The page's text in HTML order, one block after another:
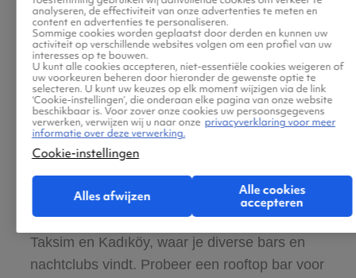
overdekte markten ter wereld, biedt een
authentieke sfeer waar je kunt afdingen op
sieraden, tapijten en kruiden. Vergeet ook niet
de Egyptische Bazaar, vooral voor specerijen
en lekkernijen. En als je nood hebt aan
moderne winkels, bezoek dan Istinye Park en
Zorlu Center, waar je internationale merken en
trendy restaurants vindt.
’s Avonds komt de stad tot leven in de wijken
Taksim en Kadıköy, waar je diverse bars en
nachtclubs vindt. Probeer een rooftop bar voor
analyseren, de effectiviteit van onze advertenties te meten en
content en advertenties te personaliseren.
Sommige cookies worden geplaatst door derden en kunnen uw
activiteit op verschillende websites volgen om een profiel van uw
interesses op te bouwen.
U kunt alle cookies accepteren, niet-essentiële cookies weigeren of
uw voorkeuren beheren door hieronder de gewenste optie te
selecteren. U kunt uw keuzes op elk moment wijzigen via de link
‘Cookie-instellingen’, die onderaan elke pagina van onze website
beschikbaar is. Voor zover onze cookies uw persoonsgegevens
verwerken, verwijzen wij u naar onze privacyverklaring voor meer
informatie over deze verwerking.
Cookie-instellingen
Alles afwijzen
Alle cookies
accepteren